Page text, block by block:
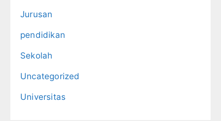
Jurusan
pendidikan
Sekolah
Uncategorized
Universitas